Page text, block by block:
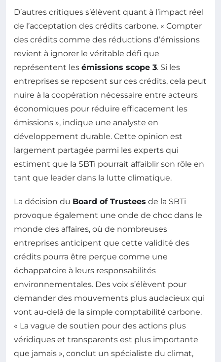
D’autres critiques s’élèvent quant à l’impact réel
de l’acceptation des crédits carbone. « Compter
des crédits comme des réductions d’émissions
revient à ignorer le véritable défi que
représentent les émissions scope 3. Si les
entreprises se reposent sur ces crédits, cela peut
nuire à la coopération nécessaire entre acteurs
économiques pour réduire efficacement les
émissions », indique une analyste en
développement durable. Cette opinion est
largement partagée parmi les experts qui
estiment que la SBTi pourrait affaiblir son rôle en
tant que leader dans la lutte climatique.
La décision du Board of Trustees de la SBTi
provoque également une onde de choc dans le
monde des affaires, où de nombreuses
entreprises anticipent que cette validité des
crédits pourra être perçue comme une
échappatoire à leurs responsabilités
environnementales. Des voix s’élèvent pour
demander des mouvements plus audacieux qui
vont au-delà de la simple comptabilité carbone.
« La vague de soutien pour des actions plus
véridiques et transparents est plus importante
que jamais », conclut un spécialiste du climat,